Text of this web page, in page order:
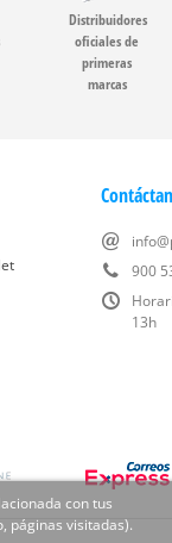
Distribuidores
oficiales de
primeras
marcas
900
13h
con tus
páginas visitadas).